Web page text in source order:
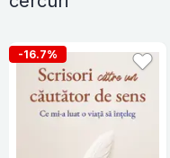
-16.7%